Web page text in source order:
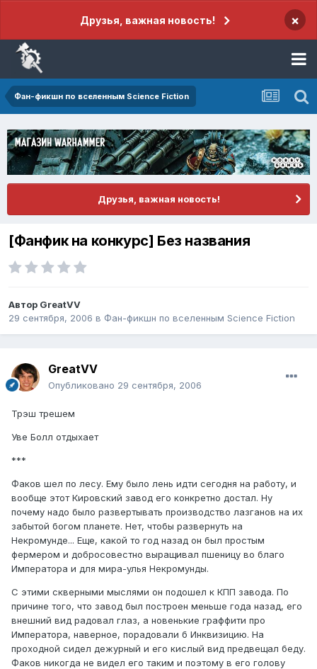
Друзья, важная новость! ×
Фан-фикшн по вселенным Science Fiction
Друзья, важная новость!
[Фанфик на конкурс] Без названия
Автор GreatVV
29 сентября, 2006 в Фан-фикшн по вселенным Science Fiction
GreatVV
Опубликовано 29 сентября, 2006
Трэш трешем
Уве Болл отдыхает
***
Факов шел по лесу. Ему было лень идти сегодня на работу, и
вообще этот Кировский завод его конкретно достал. Ну
почему надо было развертывать производство лазганов на их
забытой богом планете. Нет, чтобы развернуть на
Некромунде... Еще, какой то год назад он был простым
фермером и добросовестно выращивал пшеницу во благо
Императора и для мира-улья Некромунды.
С этими скверными мыслями он подошел к КПП завода. По
причине того, что завод был построен меньше года назад, его
внешний вид радовал глаз, а новенькие граффити про
Императора, наверное, порадовали б Инквизицию. На
проходной сидел дежурный и его кислый вид предвещал беду.
Факов никогда не видел его таким и поэтому в его голову